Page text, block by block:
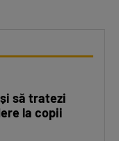
să tratezi
la copii